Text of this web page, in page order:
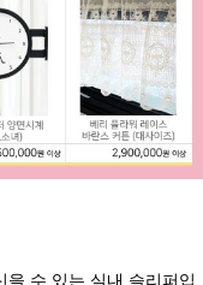
을 수 있는 실내 슬리퍼입